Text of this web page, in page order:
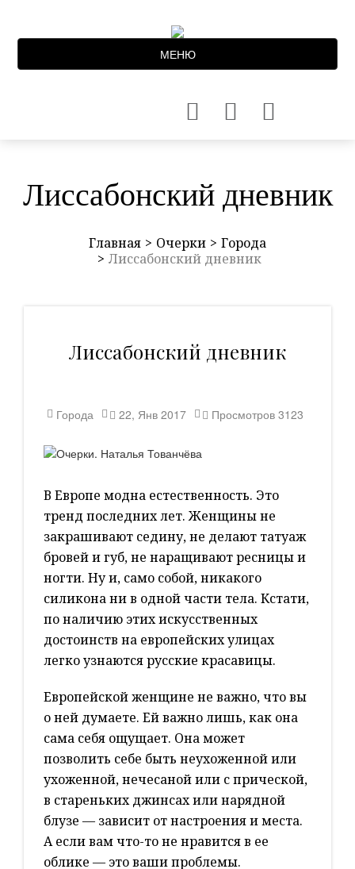
МЕНЮ
Лиссабонский дневник
Главная Очерки
Города
Лиссабонский дневник
Лиссабонский дневник
Города 22, Янв 2017 Просмотров 3123
В Европе модна естественность. Это
тренд последних лет. Женщины не
закрашивают седину, не делают татуаж
бровей и губ, не наращивают ресницы и
ногти. Ну и, само собой, никакого
силикона ни в одной части тела. Кстати,
по наличию этих искусственных
достоинств на европейских улицах
легко узнаются русские красавицы.
Европейской женщине не важно, что вы
о ней думаете. Ей важно лишь, как она
сама себя ощущает. Она может
позволить себе быть неухоженной или
ухоженной, нечесаной или с прической,
в стареньких джинсах или нарядной
блузе — зависит от настроения и места.
А если вам что-то не нравится в ее
облике — это ваши проблемы.